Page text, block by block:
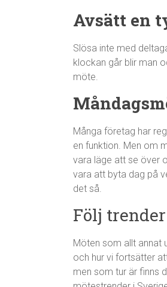
Avsätt en
Slösa inte med
klockan går blir man
möte.
Många företag har
en funktion. Men om
vara läge att se över
vara att byta dag på
det så.
Följ
Möten som allt annat
och hur vi fortsätter
men som tur är finns